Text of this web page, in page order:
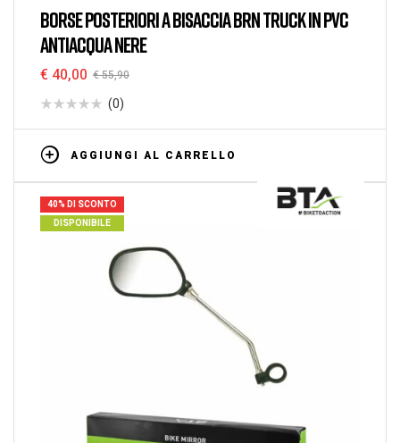
BORSE POSTERIORI A BISACCIA BRN TRUCK IN PVC
ANTIACQUA NERE
€55,90
€ 40,00
(0)
AGGIUNGI AL CARRELLO
40% DI SCONTO
DISPONIBILE